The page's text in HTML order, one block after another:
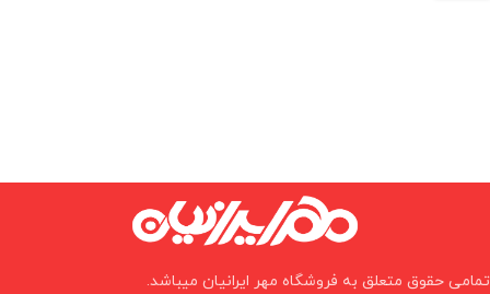
تمامی حقوق متعلق به فروشگاه مهر ایرانیان میباشد.